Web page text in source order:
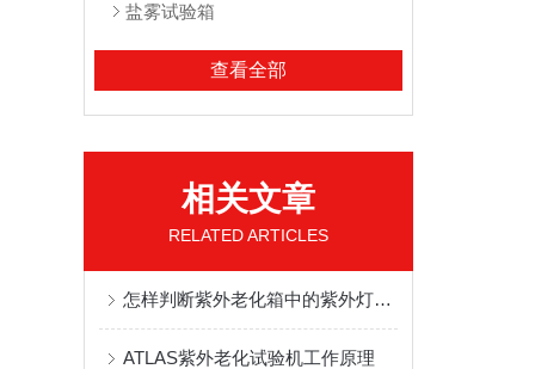
盐雾试验箱
查看全部
相关文章
RELATED ARTICLES
怎样判断紫外老化箱中的紫外灯管可以更换呢？
ATLAS紫外老化试验机工作原理